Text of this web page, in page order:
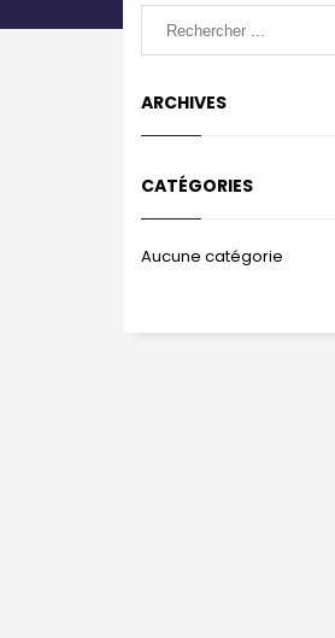
ARCHIVES
CATÉGORIES
Aucune catégorie